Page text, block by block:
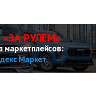
РУЛЕМ»
маркетплейсов:
Маркет